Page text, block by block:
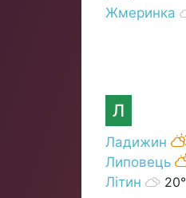
Жмеринка
Л
Ладижин
Липовець
Літин
20°